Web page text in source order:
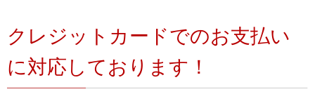
クレジットカードでのお支払い
に対応しております！